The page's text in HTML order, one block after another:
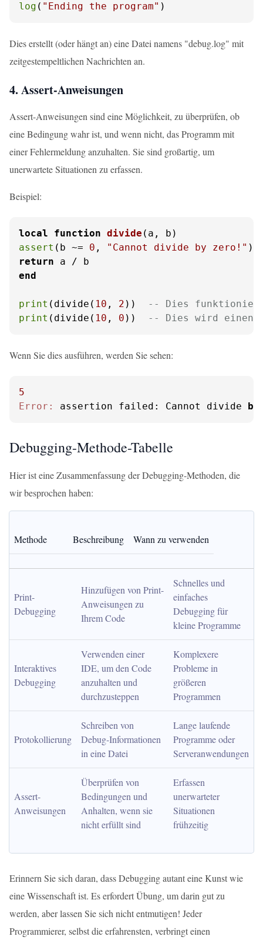
log ( "Ending the program" )
Dies erstellt (oder hängt an) eine Datei namens "debug.log" mit
zeitgestempeltlichen Nachrichten an.
4. Assert-Anweisungen
Assert-Anweisungen sind eine Möglichkeit, zu überprüfen, ob
eine Bedingung wahr ist, und wenn nicht, das Programm mit
einer Fehlermeldung anzuhalten. Sie sind großartig, um
unerwartete Situationen zu erfassen.
Beispiel:
local function divide (a, b)
assert (b ~= 0 , "Cannot divide by zero!"
return
end
print (divide( 10 , 2 ))
-- Dies
print (divide( 10 , 0 )) -- Dies wird einen
Wenn Sie dies ausführen, werden Sie sehen:
5
Error:
assertion failed: Cannot divide by
Debugging-Methode-Tabelle
Hier ist eine Zusammenfassung der Debugging-Methoden, die
wir besprochen haben:
Methode Beschreibung Wann zu verwenden
Print-
Debugging
Hinzufügen von Print-
Anweisungen zu
Ihrem Code
Schnelles und
einfaches
Debugging für
kleine Programme
Interaktives
Debugging
Verwenden einer
IDE, um den Code
anzuhalten und
durchzusteppen
Komplexere
Probleme in
größeren
Programmen
Protokollierung
Schreiben von
Debug-Informationen
in eine Datei
Lange laufende
Programme oder
Serveranwendungen
Assert-
Anweisungen
Überprüfen von
Bedingungen und
Anhalten, wenn sie
nicht erfüllt sind
Erfassen
unerwarteter
Situationen
frühzeitig
Erinnern Sie sich daran, dass Debugging autant eine Kunst wie
eine Wissenschaft ist. Es erfordert Übung, um darin gut zu
werden, aber lassen Sie sich nicht entmutigen! Jeder
Programmierer, selbst die erfahrensten, verbringt einen